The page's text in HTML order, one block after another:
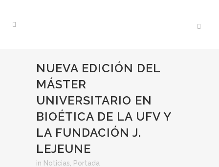
NUEVA EDICIÓN DEL
MÁSTER
UNIVERSITARIO EN
BIOÉTICA DE LA UFV Y
LA FUNDACIÓN J.
LEJEUNE
in Noticias Portada